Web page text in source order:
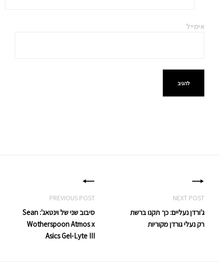
אימייל
סיבוב שני של וינטאג': Sean
Wotherspoon Atmos x
Asics Gel-Lyte III
ג'ורדן נעליים: כך תקנו ברשת
רק נעלי גורדן מקוריות